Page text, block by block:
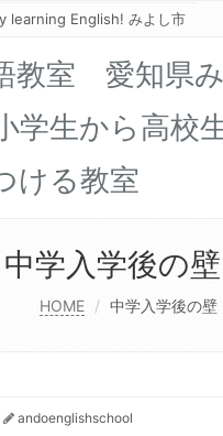
learning English! みよし市
教室 愛知県
学生から高校
ける教室
中学入学後の壁
HOME 中学入学後の壁
andoenglishschool